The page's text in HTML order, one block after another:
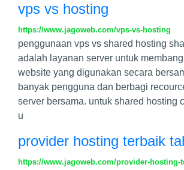
vps vs hosting
https://www.jagoweb.com/vps-vs-hosting
penggunaan vps vs shared hosting
adalah layanan server untuk
website yang digunakan secara
banyak pengguna dan berbagi
server bersama. untuk shared hosting
u
provider hosting terbaik
https://www.jagoweb.com/provider-hosting-